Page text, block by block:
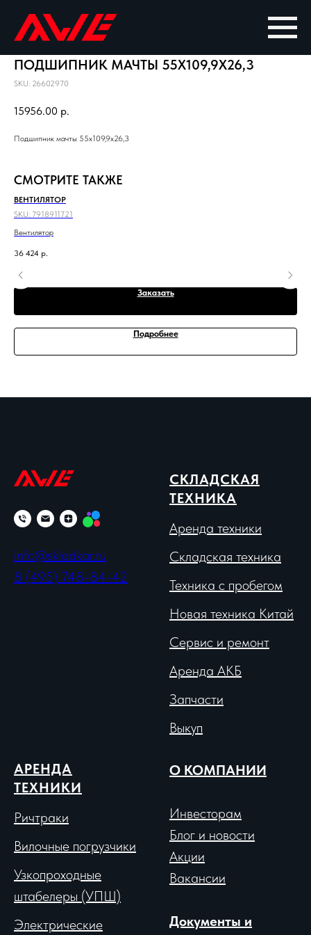
ПОДШИПНИК МАЧТЫ 55X109,9X26,3
SKU: 26602970
15956.00 р.
Подшипник мачты 55x109,9x26,3
СМОТРИТЕ ТАКЖЕ
ВЕНТИЛЯТОР
SKU: 7918911721
Вентилятор
36 424 р.
Заказать
Подробнее
info@skladkar.ru
8 (495) 748-84-42
СКЛАДСКАЯ
ТЕХНИКА
Аренда техники
Складская техника
Техника с пробегом
Новая техника Китай
Сервис и ремонт
Аренда АКБ
Запчасти
Выкуп
АРЕНДА
ТЕХНИКИ
Ричтраки
Вилочные погрузчики
Узкопроходные
штабелеры (УПШ)
Электрические
О КОМПАНИИ
Инвесторам
Блог и новости
Акции
Вакансии
Документы и